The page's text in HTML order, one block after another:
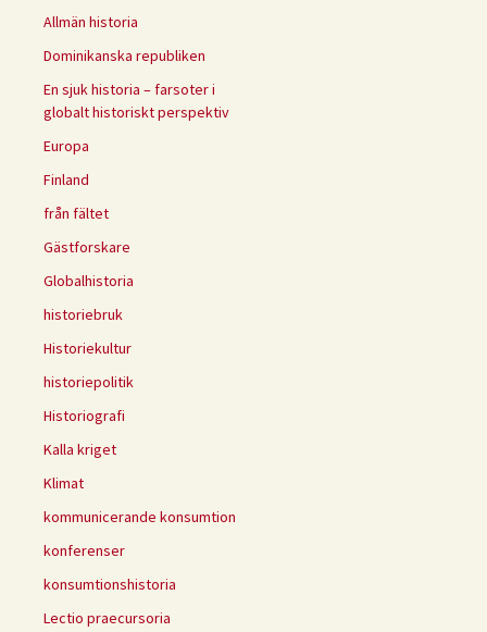
Allmän historia
Dominikanska republiken
En sjuk historia – farsoter i
globalt historiskt perspektiv
Europa
Finland
från fältet
Gästforskare
Globalhistoria
historiebruk
Historiekultur
historiepolitik
Historiografi
Kalla kriget
Klimat
kommunicerande konsumtion
konferenser
konsumtionshistoria
Lectio praecursoria